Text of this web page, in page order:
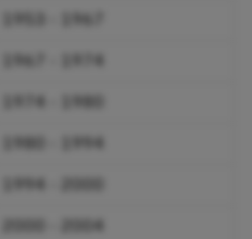
1980 - 1994
1994 - 2000